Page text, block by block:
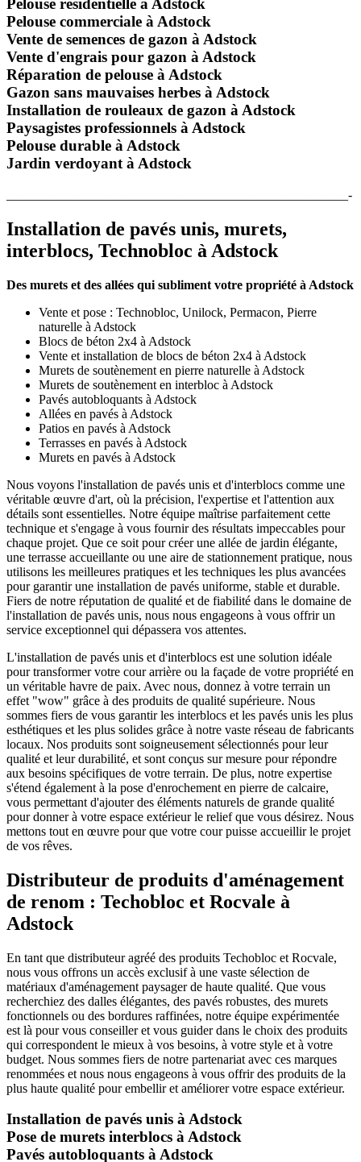
Pelouse résidentielle à Adstock
Pelouse commerciale à Adstock
Vente de semences de gazon à Adstock
Vente d'engrais pour gazon à Adstock
Réparation de pelouse à Adstock
Gazon sans mauvaises herbes à Adstock
Installation de rouleaux de gazon à Adstock
Paysagistes professionnels à Adstock
Pelouse durable à Adstock
Jardin verdoyant à Adstock
_____________________________________________________-
Installation de pavés unis, murets,
interblocs, Technobloc à Adstock
Des murets et des allées qui subliment votre propriété à Adstock
Vente et pose : Technobloc, Unilock, Permacon, Pierre
naturelle à Adstock
Blocs de béton 2x4 à Adstock
Vente et installation de blocs de béton 2x4 à Adstock
Murets de soutènement en pierre naturelle à Adstock
Murets de soutènement en interbloc à Adstock
Pavés autobloquants à Adstock
Allées en pavés à Adstock
Patios en pavés à Adstock
Terrasses en pavés à Adstock
Murets en pavés à Adstock
Nous voyons l'installation de pavés unis et d'interblocs comme une
véritable œuvre d'art, où la précision, l'expertise et l'attention aux
détails sont essentielles. Notre équipe maîtrise parfaitement cette
technique et s'engage à vous fournir des résultats impeccables pour
chaque projet. Que ce soit pour créer une allée de jardin élégante,
une terrasse accueillante ou une aire de stationnement pratique, nous
utilisons les meilleures pratiques et les techniques les plus avancées
pour garantir une installation de pavés uniforme, stable et durable.
Fiers de notre réputation de qualité et de fiabilité dans le domaine de
l'installation de pavés unis, nous nous engageons à vous offrir un
service exceptionnel qui dépassera vos attentes.
L'installation de pavés unis et d'interblocs est une solution idéale
pour transformer votre cour arrière ou la façade de votre propriété en
un véritable havre de paix. Avec nous, donnez à votre terrain un
effet "wow" grâce à des produits de qualité supérieure. Nous
sommes fiers de vous garantir les interblocs et les pavés unis les plus
esthétiques et les plus solides grâce à notre vaste réseau de fabricants
locaux. Nos produits sont soigneusement sélectionnés pour leur
qualité et leur durabilité, et sont conçus sur mesure pour répondre
aux besoins spécifiques de votre terrain. De plus, notre expertise
s'étend également à la pose d'enrochement en pierre de calcaire,
vous permettant d'ajouter des éléments naturels de grande qualité
pour donner à votre espace extérieur le relief que vous désirez. Nous
mettons tout en œuvre pour que votre cour puisse accueillir le projet
de vos rêves.
Distributeur de produits d'aménagement
de renom : Techobloc et Rocvale à
Adstock
En tant que distributeur agréé des produits Techobloc et Rocvale,
nous vous offrons un accès exclusif à une vaste sélection de
matériaux d'aménagement paysager de haute qualité. Que vous
recherchiez des dalles élégantes, des pavés robustes, des murets
fonctionnels ou des bordures raffinées, notre équipe expérimentée
est là pour vous conseiller et vous guider dans le choix des produits
qui correspondent le mieux à vos besoins, à votre style et à votre
budget. Nous sommes fiers de notre partenariat avec ces marques
renommées et nous nous engageons à vous offrir des produits de la
plus haute qualité pour embellir et améliorer votre espace extérieur.
Installation de pavés unis à Adstock
Pose de murets interblocs à Adstock
Pavés autobloquants à Adstock